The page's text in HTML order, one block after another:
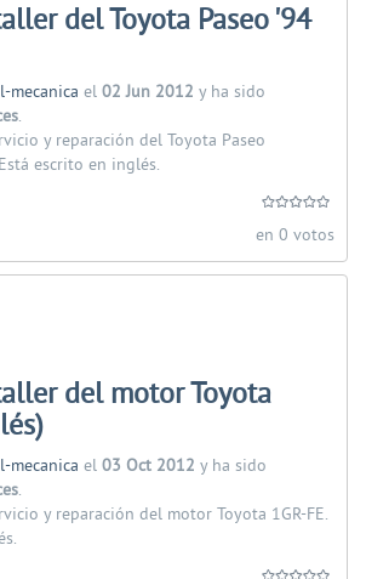
del Toyota Paseo '94
mecanica el 02 Jun 2012 y ha sido
.
y reparación del Toyota Paseo
escrito en inglés.
en 0 votos
del motor Toyota
mecanica el 03 Oct 2012 y ha sido
.
y reparación del motor Toyota 1GR-FE.